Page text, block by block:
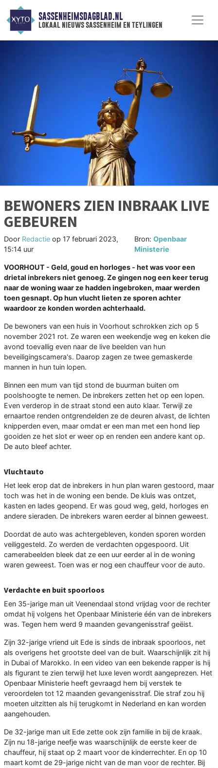
SASSENHEIMSDAGBLAD.NL
lokaal nieuws sassenheim en teylingen
BEWONERS ZIEN INBRAAK LIVE
GEBEUREN
Door Redactie op 17 februari 2023,
15:14 uur
Bron:Openbaar
Ministerie
VOORHOUT - Geld, goud en horloges - het was voor een
drietal inbrekers niet genoeg. Ze gingen nog een keer terug
naar de woning waar ze hadden ingebroken, maar werden
toen gesnapt. Op hun vlucht lieten ze sporen achter
waardoor ze konden worden achterhaald.
De bewoners van een huis in Voorhout schrokken zich op 5
november 2021 rot. Ze waren een weekendje weg en keken die
avond toevallig even naar de live beelden van hun
beveiligingscamera's. Daarop zagen ze twee gemaskerde
mannen in hun tuin lopen.
Binnen een mum van tijd stond de buurman buiten om
poolshoogte te nemen. De inbrekers zetten het op een lopen.
Even verderop in de straat stond een auto klaar. Terwijl ze
ernaartoe renden ontgrendelden ze de deuren alvast, de lichten
knipperden even, maar omdat er een man met een hond liep
gooiden ze het slot er weer op en renden een andere kant op.
De auto bleef achter.
Vluchtauto
Het leek erop dat de inbrekers in hun plan waren gestoord, maar
toch was het in de woning een bende. De kluis was ontzet,
kasten en lades geopend. Er was goud weg, geld, horloges en
andere sieraden. De inbrekers waren eerder al binnen geweest.
Doordat de auto was achtergebleven, konden sporen worden
veiliggesteld. Zo werden de verdachten opgespoord. Uit
camerabeelden bleek dat ze een uur eerder al in de woning
waren geweest. Toen was er nog een chauffeur voor de auto.
Verdachte en buit spoorloos
Een 35-jarige man uit Veenendaal stond vrijdag voor de rechter
omdat hij volgens het Openbaar Ministerie één van de inbrekers
was. Tegen hem werd 9 maanden gevangenisstraf geëist.
Zijn 32-jarige vriend uit Ede is sinds de inbraak spoorloos, net
als overigens het grootste deel van de buit. Waarschijnlijk zit hij
in Dubai of Marokko. In een video van een bekende rapper is hij
als figurant te zien terwijl het luxe leven wordt aangeprezen. Het
Openbaar Ministerie heeft gevraagd hem bij verstek te
veroordelen tot 12 maanden gevangenisstraf. Die straf zou hij
moeten uitzitten als hij terugkomt in Nederland en kan worden
aangehouden.
De 32-jarige man uit Ede zette ook zijn familie in bij de kraak.
Zijn nu 18-jarige neefje was waarschijnlijk de eerste keer de
chauffeur, hij staat op 2 maart voor de kinderrechter. En op 10
maart komt de 29-jarige nicht van de man voor de rechter. Bij